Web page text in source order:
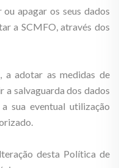
apagar os seus dados
a SCMFO, através dos
a adotar as medidas de
a salvaguarda dos dados
sua eventual utilização
desta Política de